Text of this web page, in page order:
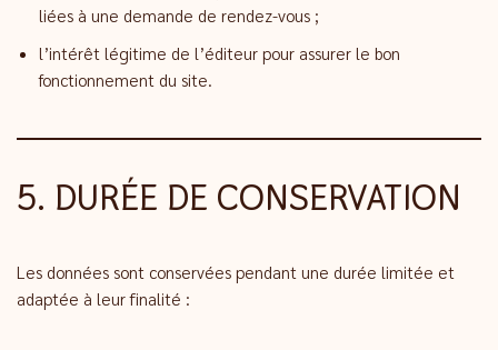
liées à une demande de rendez-vous ;
l’intérêt légitime de l’éditeur pour assurer le bon
fonctionnement du site.
5. DURÉE DE CONSERVATION
Les données sont conservées pendant une durée limitée et
adaptée à leur finalité :